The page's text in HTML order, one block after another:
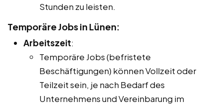
Stunden zu leisten.
Temporäre Jobs in Lünen:
Arbeitszeit:
Temporäre Jobs (befristete
Beschäftigungen) können Vollzeit oder
Teilzeit sein, je nach Bedarf des
Unternehmens und Vereinbarung im